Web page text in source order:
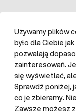
Używamy plików
było dla Ciebie
pozwalają
zainteresowań.
się wyświetlać,
Sprawdź poniżej,
co je zbieramy.
Zawsze możesz